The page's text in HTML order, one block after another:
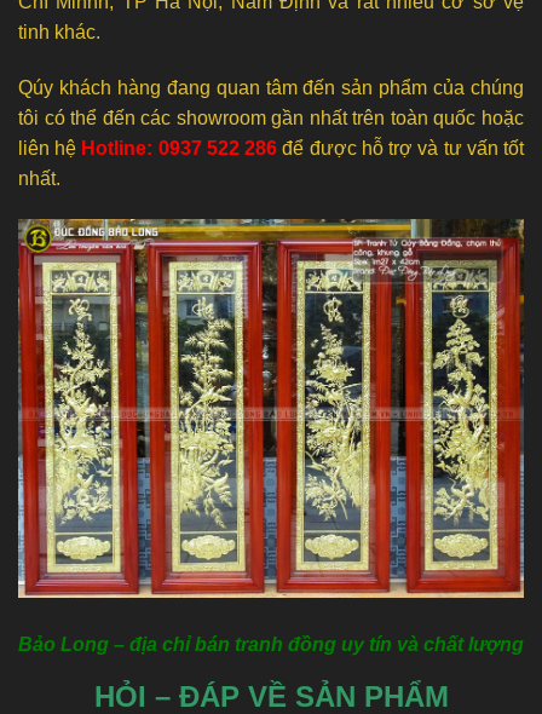
tinh khác.
Qúy khách hàng đang quan tâm đến sản phẩm của chúng
tôi có thể đến các showroom gần nhất trên toàn quốc hoặc
liên hệ Hotline: 0937 522 286 để được hỗ trợ và tư vấn tốt
nhất.
Bảo Long – địa chỉ bán tranh đồng uy tín và chất lượng
HỎI – ĐÁP VỀ SẢN PHẨM